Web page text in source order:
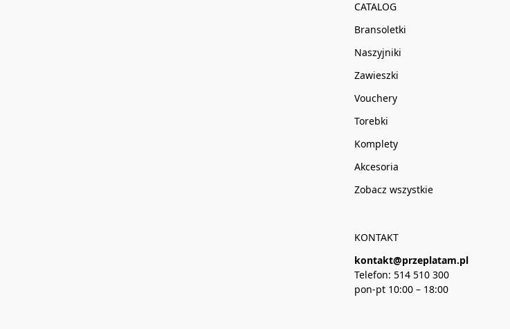
CATALOG
Bransoletki
Naszyjniki
Zawieszki
Vouchery
Torebki
Komplety
Akcesoria
Zobacz wszystkie
KONTAKT
kontakt@przeplatam.pl
Telefon: 514 510 300
pon-pt 10:00 – 18:00